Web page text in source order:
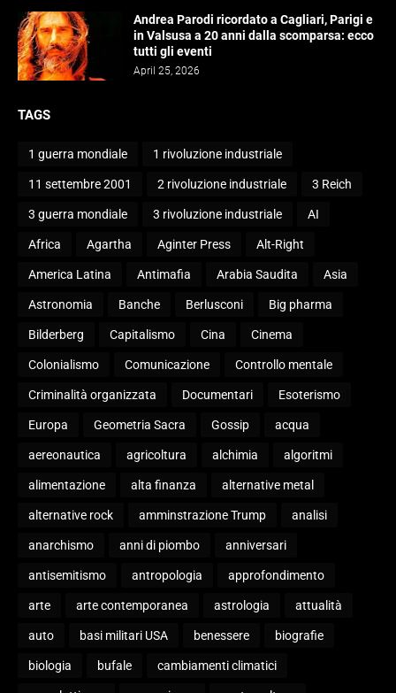
Andrea Parodi ricordato a Cagliari, Parigi e
in Valsusa a 20 anni dalla scomparsa: ecco
tutti gli eventi
April 25, 2026
TAGS
1 guerra mondiale 1 rivoluzione industriale
11 settembre 2001 2 rivoluzione industriale 3 Reich
3 guerra mondiale 3 rivoluzione industriale AI
Africa Agartha Aginter Press Alt-Right
America Latina Antimafia Arabia Saudita Asia
Astronomia Banche Berlusconi Big pharma
Bilderberg Capitalismo Cina Cinema
Colonialismo Comunicazione Controllo mentale
Criminalità organizzata Documentari Esoterismo
Europa Geometria Sacra Gossip acqua
aereonautica agricoltura alchimia algoritmi
alimentazione alta finanza alternative metal
alternative rock amminstrazione Trump analisi
anarchismo anni di piombo anniversari
antisemitismo antropologia approfondimento
arte arte contemporanea astrologia attualità
auto basi militari USA benessere biografie
biologia bufale cambiamenti climatici